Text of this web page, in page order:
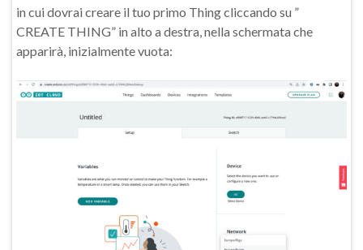
in cui dovrai creare il tuo primo Thing cliccando su ”
CREATE THING” in alto a destra, nella schermata che
apparirà, inizialmente vuota: